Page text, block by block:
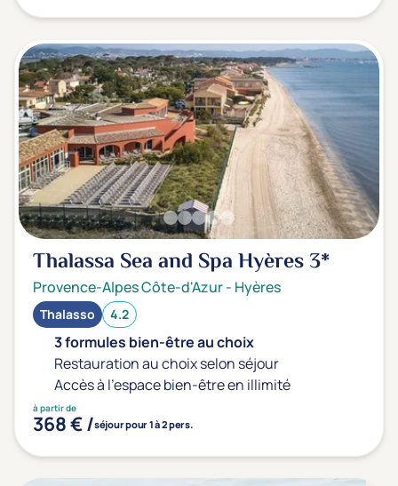
Thalassa Sea and Spa Hyères3*
Provence-Alpes Côte-d'Azur- Hyères
Thalasso 4.2
3 formules bien-être au choix
Restauration au choix selon séjour
Accès à l'espace bien-être en illimité
à partir de
368 € /séjour pour 1 à 2 pers.